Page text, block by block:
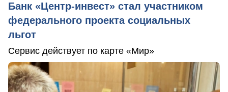
Банк «Центр-инвест» стал участником
федерального проекта социальных
льгот
Сервис действует по карте «Мир»